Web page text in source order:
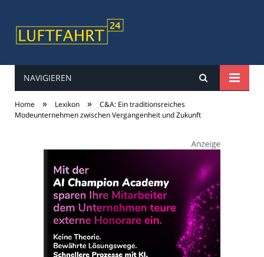
luftfahrt24
NAVIGIEREN
Home » Lexikon »
C&A: Ein traditionsreiches
Modeunternehmen zwischen Vergangenheit und Zukunft